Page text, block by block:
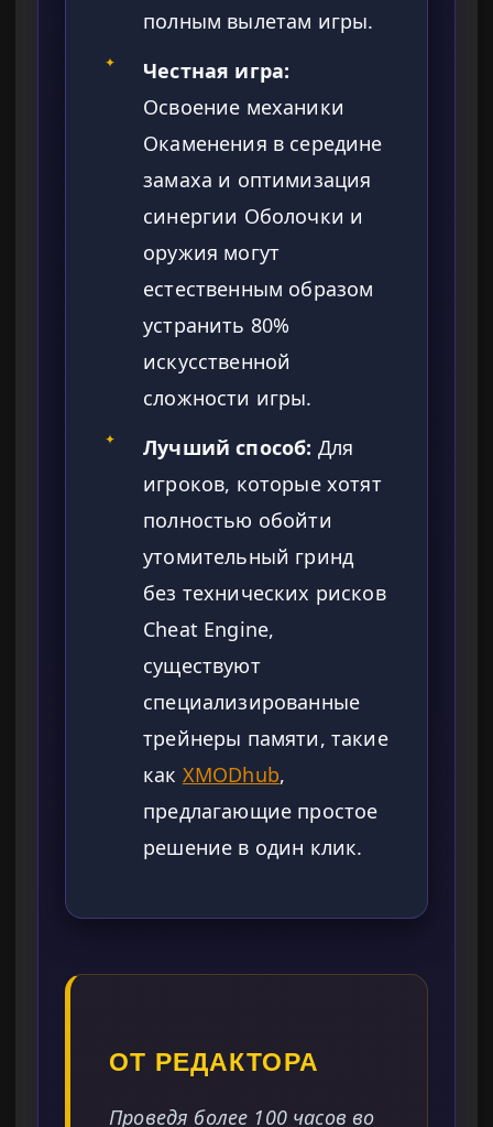
полным вылетам игры.
✦
Честная игра:
Освоение механики
Окаменения в середине
замаха и оптимизация
синергии Оболочки и
оружия могут
естественным образом
устранить 80%
искусственной
сложности игры.
✦ Лучший способ: Для
игроков, которые хотят
полностью обойти
утомительный гринд
без технических рисков
Cheat Engine,
существуют
специализированные
трейнеры памяти, такие
как XMODhub,
предлагающие простое
решение в один клик.
ОТ РЕДАКТОРА
Проведя более 100 часов во